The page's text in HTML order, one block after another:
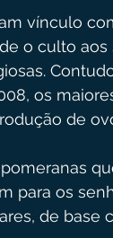
vínculo
o culto
os
de
para os
de base